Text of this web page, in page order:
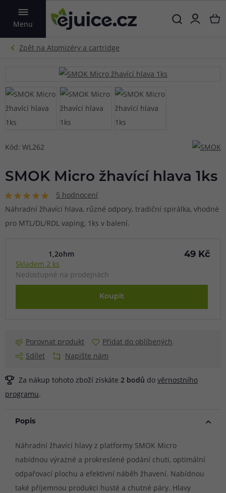
Menu
VYHLEDAT
Kód: WL262
SMOK Micro žhavící hlava 1ks
5 hodnocení
Náhradní žhavící hlava, různé odpory, tradiční spirálka, vhodné
pro MTL/DL/RDL vaping, 1ks v balení.
1,2ohm
Skladem 2 ks
Nedostupné na prodejnách
49 Kč
Koupit
Porovnat produkt
Přidat do oblíbených
Sdílet
Napište nám
Za nákup tohoto zboží získáte 2 bodů do věrnostního
programu.
Popis
Náhradní žhavící hlavy z platformy SMOK Micro
nabídnou výrazné a prokreslené podání chuti, optimální
odpařovací plochu a efektivní náběh žhavení. Nabídnou
také příjemnou produkci husté a chutné páry. Hlavy